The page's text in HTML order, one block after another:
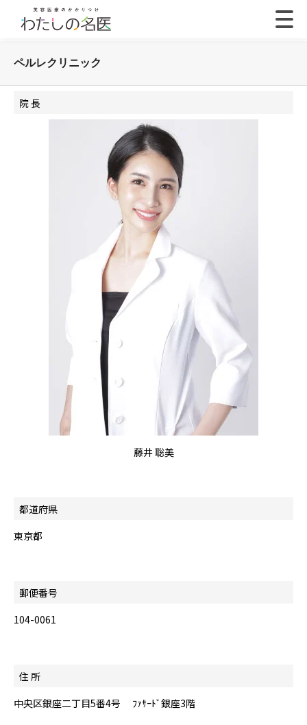
ペルレクリニック
院 長
藤井 聡美
都道府県
東京都
郵便番号
104-0061
住 所
中央区銀座二丁目5番4号 ﾌｧｻｰﾄﾞ銀座3階